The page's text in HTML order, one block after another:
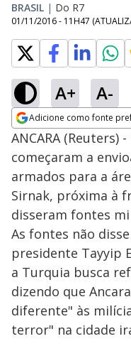
BRASIL | Do R7
01/11/2016 - 11H47
A+ A-
Adicione como fonte
Opens in new window
ANCARA (Reuters)
começaram a
armados para a
Sirnak, próxima à
disseram fontes
As fontes não
presidente Tayyip
a Turquia busca
dizendo que
diferente" às
terror" na cidade